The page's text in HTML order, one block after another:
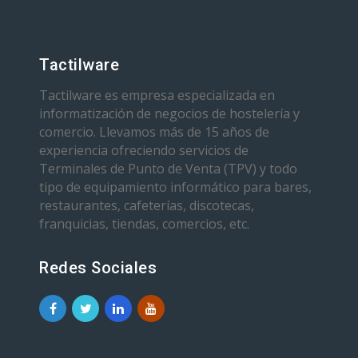
Tactilware
Tactilware es empresa especializada en
informatización de negocios de hostelería y
comercio. Llevamos más de 15 años de
experiencia ofreciendo servicios de
Terminales de Punto de Venta (TPV) y todo
tipo de equipamiento informático para bares,
restaurantes, cafeterías, discotecas,
franquicias, tiendas, comercios, etc.
Redes Sociales